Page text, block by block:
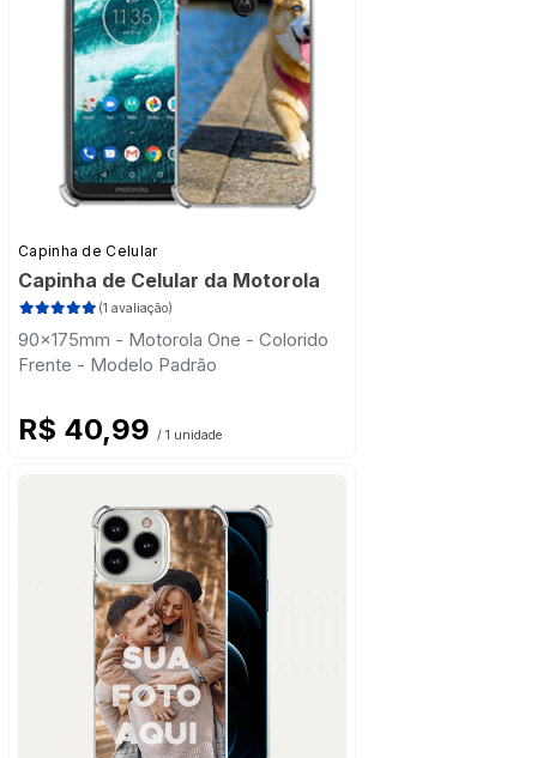
Capinha de Celular
Capinha de Celular da Motorola
(1 avaliação)
90x175mm - Motorola One - Colorido
Frente - Modelo Padrão
R$ 40,99 / 1 unidade